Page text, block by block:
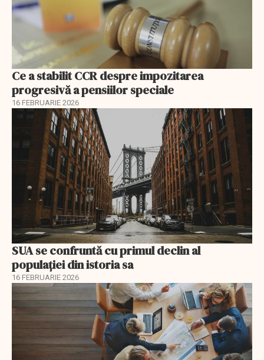
Ce a stabilit CCR despre impozitarea
progresivă a pensiilor speciale
16 FEBRUARIE 2026
SUA se confruntă cu primul declin al
populației din istoria sa
16 FEBRUARIE 2026